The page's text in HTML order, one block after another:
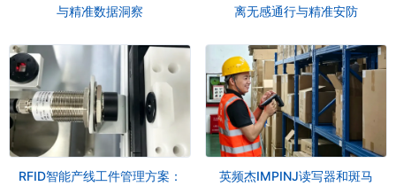
与精准数据洞察
离无感通行与精准安防
RFID智能产线工件管理方案：
英频杰IMPINJ读写器和斑马